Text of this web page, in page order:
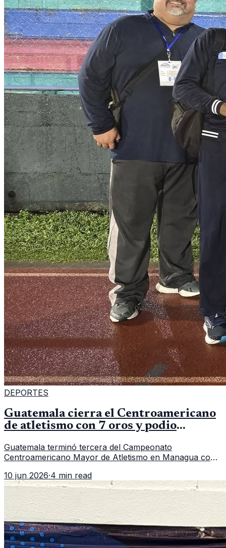
DEPORTES
Guatemala cierra el Centroamericano
de atletismo con 7 oros y podio
Guatemala terminó tercera del Campeonato
Centroamericano Mayor de Atletismo en Managua con
de CDAG.
10 jun 2026·4 min read